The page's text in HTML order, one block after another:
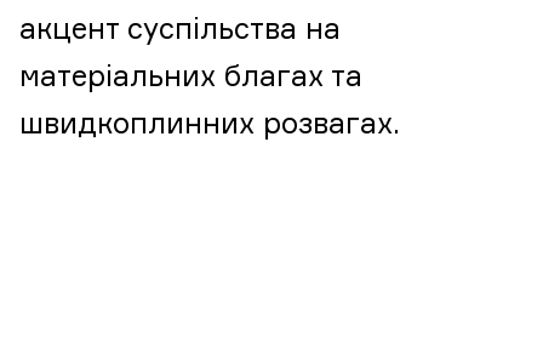
акцент суспільства на
матеріальних благах та
швидкоплинних розвагах.